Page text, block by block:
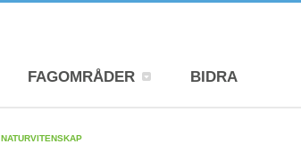
FAGOMRÅDER BIDRA
NATURVITENSKAP